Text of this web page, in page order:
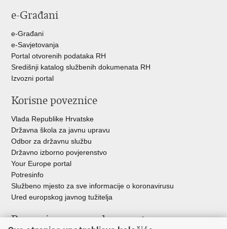
FacebookuTwitteru
e-Građani
e-Građani
e-Savjetovanja
Portal otvorenih podataka RH
Središnji katalog službenih dokumenata RH
Izvozni portal
Korisne poveznice
Vlada Republike Hrvatske
Državna škola za javnu upravu
Odbor za državnu službu
Državno izborno povjerenstvo
Your Europe portal
Potresinfo
Službeno mjesto za sve informacije o koronavirusu
Ured europskog javnog tužitelja
Poveznice pravosudnog sustava